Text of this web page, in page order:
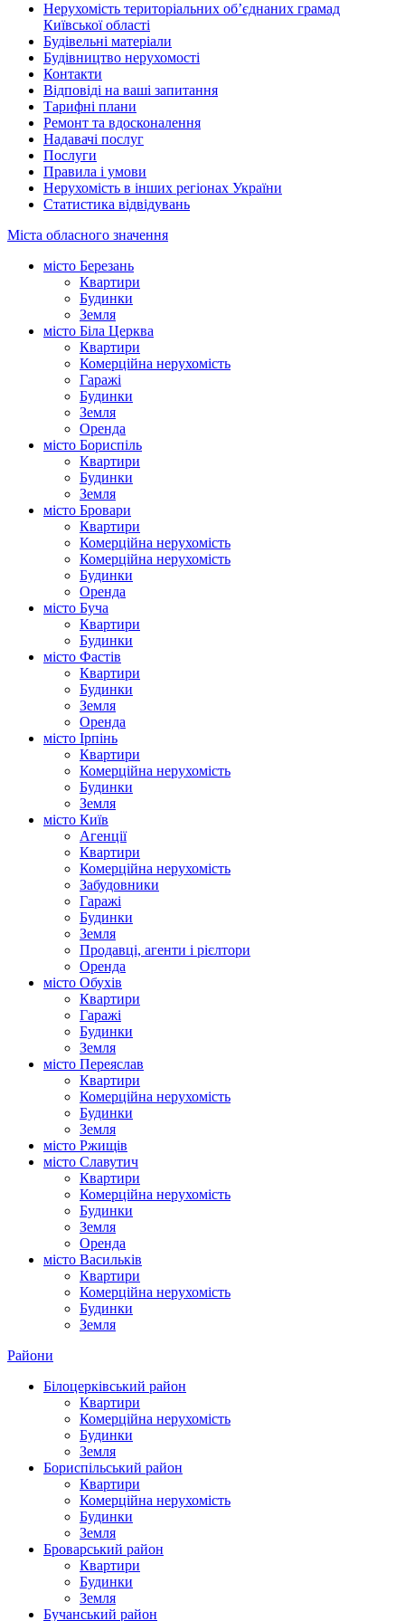
Нерухомість територіальних об’єднаних грамад
Київської області
Будівельні матеріали
Будівництво нерухомості
Контакти
Відповіді на ваші запитання
Тарифні плани
Ремонт та вдосконалення
Надавачі послуг
Послуги
Правила і умови
Нерухомість в інших регіонах України
Статистика відвідувань
Міста обласного значення
місто Березань
Квартири
Будинки
Земля
місто Біла Церква
Квартири
Комерційна нерухомість
Гаражі
Будинки
Земля
Оренда
місто Бориспіль
Квартири
Будинки
Земля
місто Бровари
Квартири
Комерційна нерухомість
Комерційна нерухомість
Будинки
Оренда
місто Буча
Квартири
Будинки
місто Фастів
Квартири
Будинки
Земля
Оренда
місто Ірпінь
Квартири
Комерційна нерухомість
Будинки
Земля
місто Київ
Агенції
Квартири
Комерційна нерухомість
Забудовники
Гаражі
Будинки
Земля
Продавці, агенти і рієлтори
Оренда
місто Обухів
Квартири
Гаражі
Будинки
Земля
місто Переяслав
Квартири
Комерційна нерухомість
Будинки
Земля
місто Ржищів
місто Славутич
Квартири
Комерційна нерухомість
Будинки
Земля
Оренда
місто Василькiв
Квартири
Комерційна нерухомість
Будинки
Земля
Райони
Білоцерківський район
Квартири
Комерційна нерухомість
Будинки
Земля
Бориспільський район
Квартири
Комерційна нерухомість
Будинки
Земля
Броварський район
Квартири
Будинки
Земля
Бучанський район